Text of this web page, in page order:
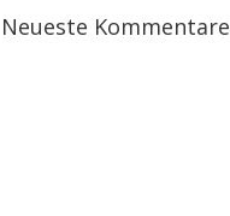
Neueste Kommentare